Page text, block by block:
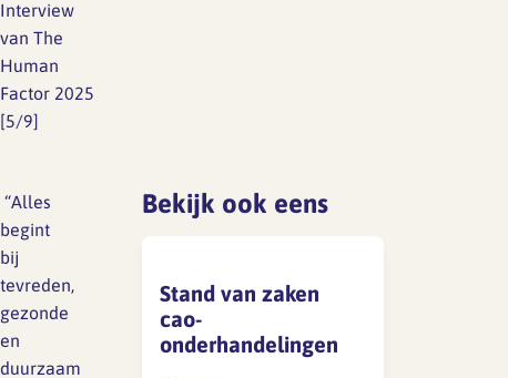
Rapport Arbeidszaken 2025
Rapport Arbeidszaken 2024
Rapport Arbeidszaken 2023
Jaarrapportage
Ontwerpsector 2025
Media en magazine
Kantooromgeving
Maatregelen
Interview
van The
Human
Factor 2025
[5/9]
️ “Alles
begint
bij
tevreden,
gezonde
en
duurzaam
Bekijk ook eens
Stand van zaken
cao-
onderhandelingen